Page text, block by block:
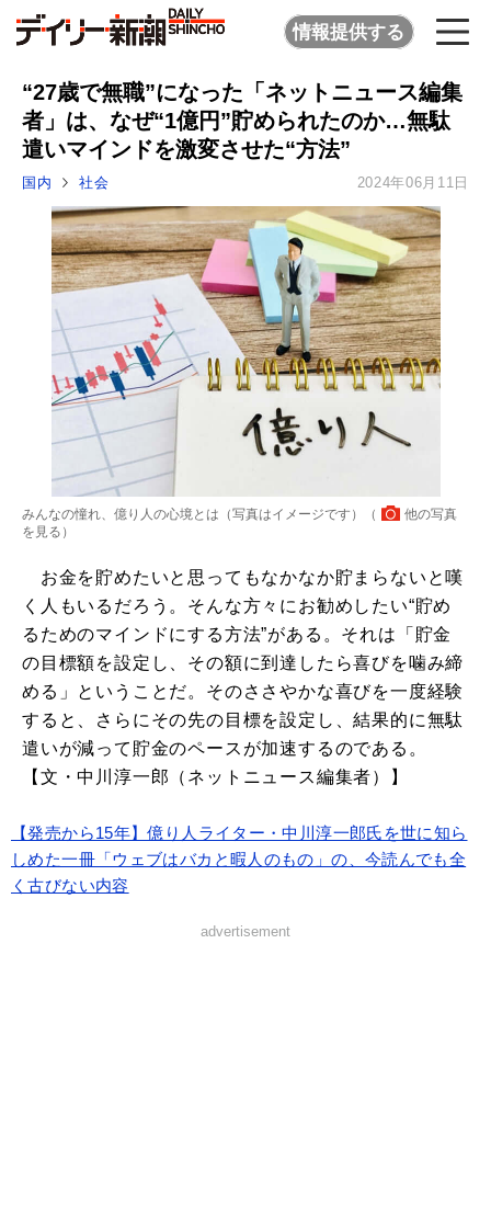
情報提供する
“27歳で無職”になった「ネットニュース編集
者」は、なぜ“1億円”貯められたのか…無駄
遣いマインドを激変させた“方法”
国内 社会 2024年06月11日
みんなの憧れ、億り人の心境とは（写真はイメージです）（
他の写真
を見る ）
お金を貯めたいと思ってもなかなか貯まらないと嘆
く人もいるだろう。そんな方々にお勧めしたい“貯め
るためのマインドにする方法”がある。それは「貯金
の目標額を設定し、その額に到達したら喜びを噛み締
める」ということだ。そのささやかな喜びを一度経験
すると、さらにその先の目標を設定し、結果的に無駄
遣いが減って貯金のペースが加速するのである。
【文・中川淳一郎（ネットニュース編集者）】
【発売から15年】億り人ライター・中川淳一郎氏を世に知ら
しめた一冊「ウェブはバカと暇人のもの」の、今読んでも全
く古びない内容
advertisement